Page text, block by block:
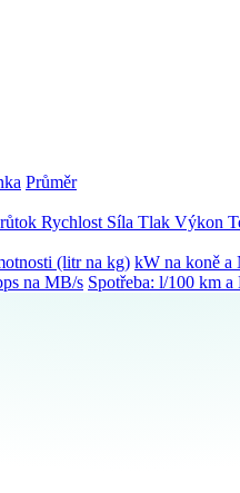
Průměr
Rychlost Síla Tlak Výkon
(litr na kg) kW na koně a
na MB/s Spotřeba: l/100 km a